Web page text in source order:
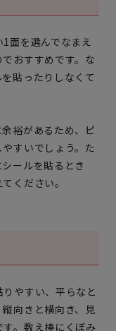
面を選んでなまえ
おすすめです。な
貼ったりしなくて
裕があるため、ピ
すいでしょう。た
ールを貼るとき
ください。
やすい、平らなと
向きと横向き、見
。数え棒にくぼみ